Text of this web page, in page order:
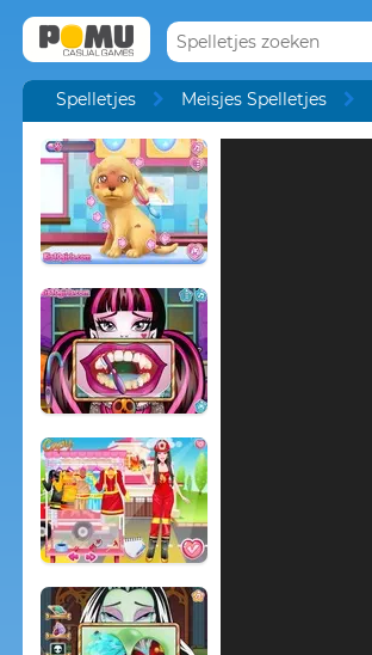
Spelletjes Meisjes Spelletjes